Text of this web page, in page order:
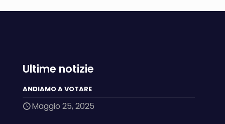
Ultime notizie
ANDIAMO A VOTARE
Maggio 25, 2025